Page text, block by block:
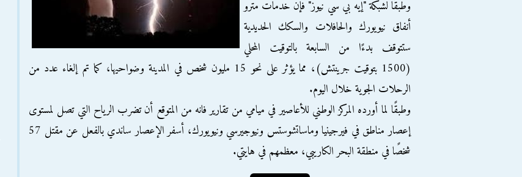
وطبقًا لشبكة "إيه بي سي نيوز" فإن خدمات مترو
أنفاق نيويورك والحافلات والسكك الحديدية
ستتوقف بدءًا من السابعة بالتوقيت المحلي
(1500 بتوقيت جرينتش)، مما يؤثر على نحو 15 مليون شخص في المدينة وضواحيها، كما تم إلغاء عدد من
الرحلات الجوية خلال اليوم.
وطبقًا لما أورده المركز الوطني للأعاصير في ميامي من تقارير فانه من المتوقع أن تضرب الرياح التي تصل لمستوى
إعصار مناطق في فيرجينيا وماساتشوستس ونيوجيرسي ونيويورك، أسفر الإعصار ساندي بالفعل عن مقتل 57
شخصًا في منطقة البحر الكاريبي، معظمهم في هايتي.